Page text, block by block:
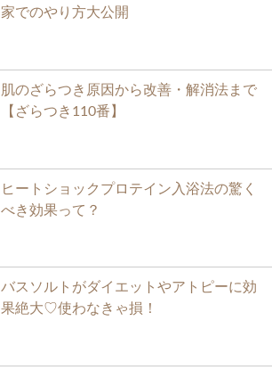
家でのやり方大公開
肌のざらつき原因から改善・解消法まで
【ざらつき110番】
ヒートショックプロテイン入浴法の驚く
べき効果って？
バスソルトがダイエットやアトピーに効
果絶大♡使わなきゃ損！